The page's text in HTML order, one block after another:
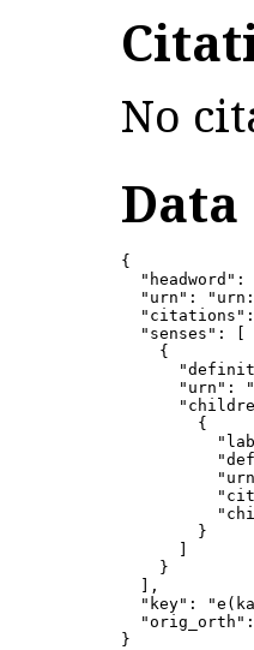
No
Data
{
"headword":
"urn":
  "senses": [
    {
"urn":
        {
        }
      ]
    }
  ],
"key":
}